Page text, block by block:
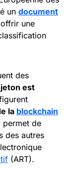
un document
une
des
est
la blockchain
permet de
des autres
(ART).